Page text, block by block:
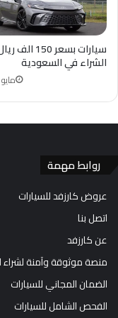
سيارات بسعر
الشراء في السعودية
مايو 23, 2026
روابط مهمة
عروض كارزفد للسيارات
اتصل بنا
عن كارزفد
منصة موثوقة وآمنة لشراء
الضمان المجاني للسيارات
الفحص الشامل للسيارات